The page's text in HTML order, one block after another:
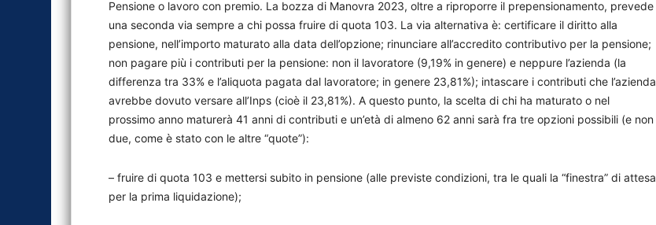
Pensione o lavoro con premio. La bozza di Manovra 2023, oltre a riproporre il prepensionamento, prevede
una seconda via sempre a chi possa fruire di quota 103. La via alternativa è: certificare il diritto alla
pensione, nell’importo maturato alla data dell’opzione; rinunciare all’accredito contributivo per la pensione;
non pagare più i contributi per la pensione: non il lavoratore (9,19% in genere) e neppure l’azienda (la
differenza tra 33% e l’aliquota pagata dal lavoratore; in genere 23,81%); intascare i contributi che l’azienda
avrebbe dovuto versare all’Inps (cioè il 23,81%). A questo punto, la scelta di chi ha maturato o nel
prossimo anno maturerà 41 anni di contributi e un’età di almeno 62 anni sarà fra tre opzioni possibili (e non
due, come è stato con le altre “quote”):
– fruire di quota 103 e mettersi subito in pensione (alle previste condizioni, tra le quali la “finestra” di attesa
per la prima liquidazione);